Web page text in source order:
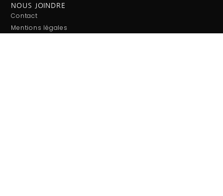
NOUS JOINDRE
Contact
Mentions légales